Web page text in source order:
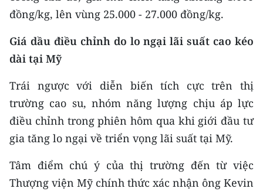
ENGLISH
中文
FRANÇAIS
РУССКИЙ
ESPAÑOL
한국어
đồng/kg, lên vùng 25.000 - 27.000 đồng/kg.
Giá dầu điều chỉnh do lo ngại lãi suất cao kéo
dài tại Mỹ
Trái ngược với diễn biến tích cực trên thị
trường cao su, nhóm năng lượng chịu áp lực
điều chỉnh trong phiên hôm qua khi giới đầu tư
gia tăng lo ngại về triển vọng lãi suất tại Mỹ.
Tâm điểm chú ý của thị trường đến từ việc
Thượng viện Mỹ chính thức xác nhận ông Kevin